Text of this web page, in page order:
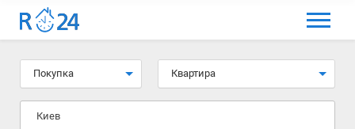
МЕНЮ
Выбрать язык
Избранные объявления
Покупка Квартира
Киев